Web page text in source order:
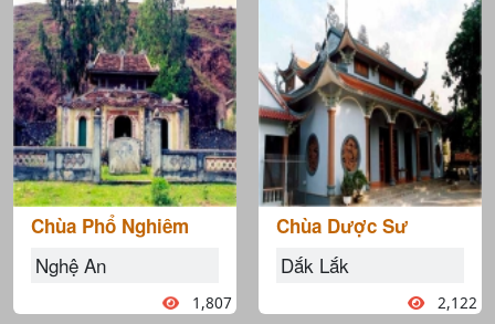
Chùa Phổ Nghiêm
Nghệ An
1,807
Chùa Dược Sư
Dắk Lắk
2,122